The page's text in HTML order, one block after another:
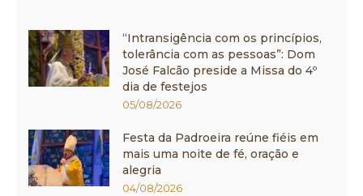
“Intransigência com os princípios,
tolerância com as pessoas”: Dom
José Falcão preside a Missa do 4º
dia de festejos
05/08/2026
Festa da Padroeira reúne fiéis em
mais uma noite de fé, oração e
alegria
04/08/2026